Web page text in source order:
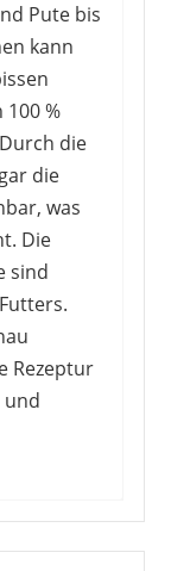
Pute bis
kann
%
die
die
was
Die
sind
Rezeptur
und